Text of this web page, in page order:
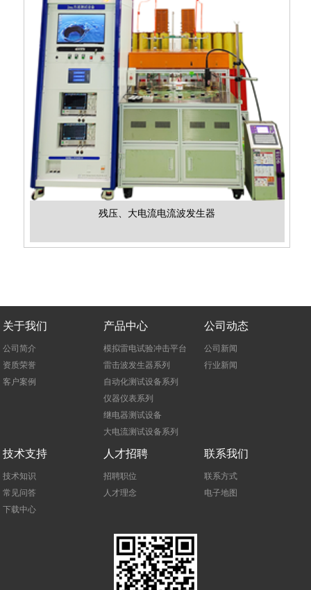
残压、大电流电流波发生器
关于我们
公司简介
资质荣誉
客户案例
产品中心
模拟雷电试验冲击平台
雷击波发生器系列
自动化测试设备系列
仪器仪表系列
继电器测试设备
大电流测试设备系列
公司动态
公司新闻
行业新闻
技术支持
技术知识
常见问答
下载中心
人才招聘
招聘职位
人才理念
联系我们
联系方式
电子地图